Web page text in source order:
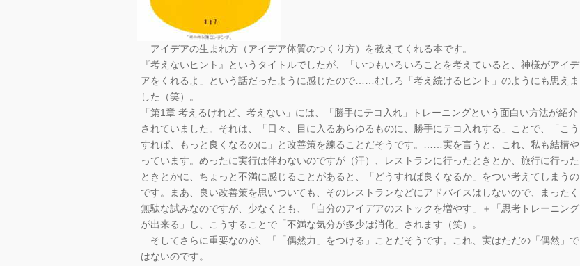
アイデアの生まれ方（アイデア体質のつくり方）を教えてくれる本です。
『考えないヒント』というタイトルでしたが、「いつもいろいろことを考えていると、神様がアイデ
アをくれるよ」という話だったように感じたので……むしろ「考え続けるヒント」のようにも思えま
した（笑）。
「第1章 考えるけれど、考えない」には、「勝手にテコ入れ」トレーニングという面白い方法が紹介
されていました。それは、「日々、目に入るあらゆるものに、勝手にテコ入れする」ことで、「こう
すれば、もっと良くなるのに」と改善策を練ることだそうです。……実を言うと、これ、私も結構や
っています。めったに実行は伴わないのですが（汗）、レストランに行ったときとか、旅行に行った
ときとかに、ちょっと不満に感じることがあると、「どうすれば良くなるか」をつい考えてしまうの
です。まあ、良い改善策を思いついても、そのレストランなどにアドバイスはしないので、まったく
無駄な試みなのですが、少なくとも、「自分のアイデアのストックを増やす」＋「思考トレーニング
が出来る」し、こうすることで「不満な気分が多少は消化」されます（笑）。
そしてさらに重要なのが、「「偶然力」をつける」ことだそうです。これ、実はただの「偶然」で
はないのです。